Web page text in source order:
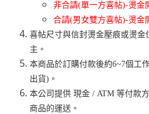
非合請(單一方喜帖)-燙金
合請(男女雙方喜帖)-燙金
喜帖尺寸與信封燙金壓痕或燙金
主。
本商品於訂購付款後約6~7個工
出貨)。
本公司提供 現金 / ATM 等付款
商品的運送。